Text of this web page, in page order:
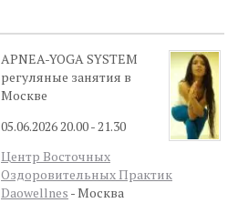
APNEA-YOGA SYSTEM
регуляные занятия в
Москве
05.06.2026 20.00 - 21.30
Центр Восточных
Оздоровительных Практик
Daowellnes - Москва